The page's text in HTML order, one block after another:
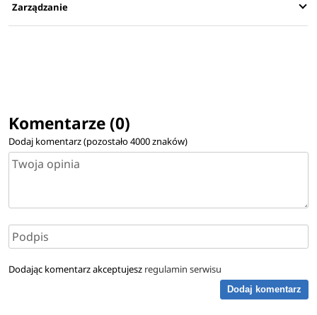
Zarządzanie
Komentarze (0)
Dodaj komentarz (pozostało4000znaków)
Dodając komentarz akceptujesz regulamin serwisu
Dodaj komentarz